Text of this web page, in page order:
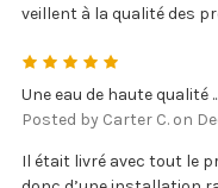
veillent à la qualité des
Une eau de haute qualité ...
Posted by Carter C. on
Il était livré avec tout le